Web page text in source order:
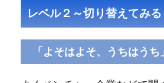
レベル２～切り替えてみる
「よそはよそ、うちはうち